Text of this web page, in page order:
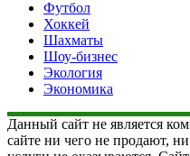
Футбол
Хоккей
Шахматы
Шоу-бизнес
Экология
Экономика
Данный сайт не является
сайте ни чего не продают,